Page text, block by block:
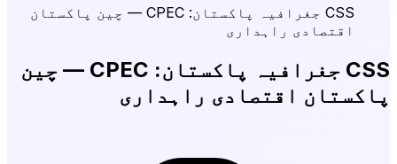
CSS جغرافیہ پاکستان: CPEC — چین پاکستان
اقتصادی راہداری
CSS جغرافیہ پاکستان: CPEC — چین
پاکستان اقتصادی راہداری